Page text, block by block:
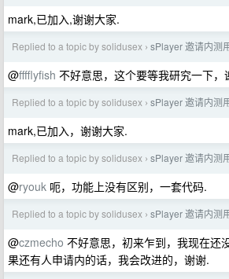
mark,已加入,谢谢大家.
Replied to a topic by solidusex › sPlayer 邀请内测
@fffflyfish 不好意思，这个要等我研究一下，
Replied to a topic by solidusex › sPlayer 邀请内测
mark,已加入，谢谢大家.
Replied to a topic by solidusex › sPlayer 邀请内测
@ryouk 呃，功能上没有区别，一套代码.
Replied to a topic by solidusex › sPlayer 邀请内测
@czmecho 不好意思，初来乍到，我现在还
果还有人申请内的话，我会改进的，谢谢.